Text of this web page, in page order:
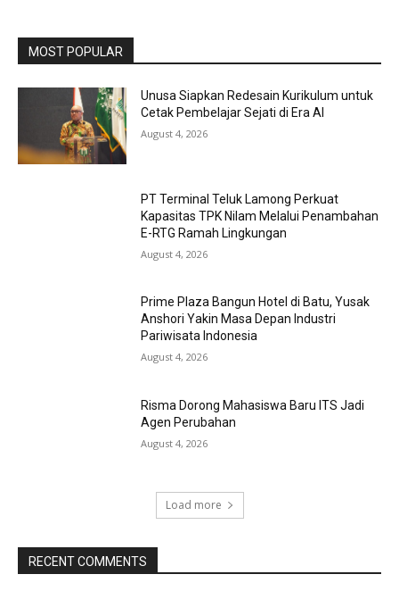
MOST POPULAR
Unusa Siapkan Redesain Kurikulum untuk
Cetak Pembelajar Sejati di Era AI
August 4, 2026
PT Terminal Teluk Lamong Perkuat
Kapasitas TPK Nilam Melalui Penambahan
E-RTG Ramah Lingkungan
August 4, 2026
Prime Plaza Bangun Hotel di Batu, Yusak
Anshori Yakin Masa Depan Industri
Pariwisata Indonesia
August 4, 2026
Risma Dorong Mahasiswa Baru ITS Jadi
Agen Perubahan
August 4, 2026
Load more
RECENT COMMENTS